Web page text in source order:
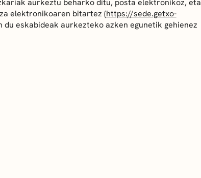
elektronikoaren bitartez (https://sede.getxo-
eskabideak aurkezteko azken egunetik gehienez